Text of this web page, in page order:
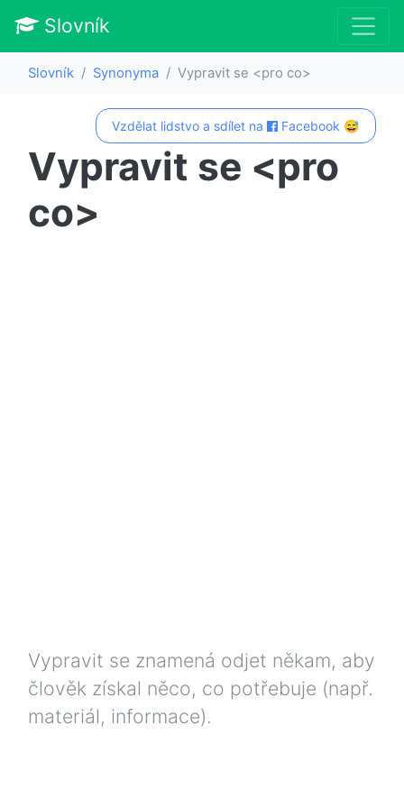
Slovník
Slovník Synonyma Vypravit se <pro co>
Vzdělat lidstvo a sdílet na Facebook 😅
Vypravit se <pro
co>
Vypravit se znamená odjet někam, aby
člověk získal něco, co potřebuje (např.
materiál, informace).